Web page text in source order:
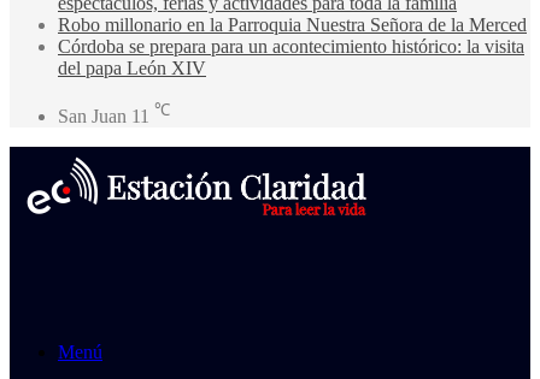
Robo millonario en la Parroquia Nuestra Señora de la Merced
Córdoba se prepara para un acontecimiento histórico: la visita
del papa León XIV
San Juan 11 ℃
Menú